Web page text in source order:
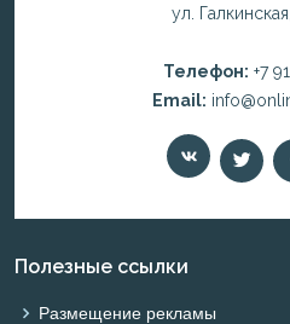
ул.
Телефон: +7
Email:
Полезные ссылки
Размещение рекламы